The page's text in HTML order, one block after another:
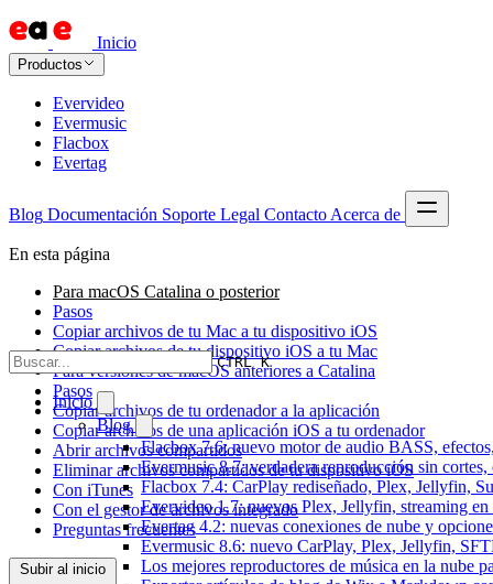
Inicio
Productos
Evervideo
Evermusic
Flacbox
Evertag
Blog Documentación Soporte Legal Contacto Acerca de
CTRL K
Inicio
Blog
Flacbox 7.6: nuevo motor de audio BASS,
Evermusic 8.7: verdadera reproducción sin
Flacbox 7.4: CarPlay rediseñado, Plex, Jellyfin,
Evervideo 1.7: nuevos Plex, Jellyfin, streaming
Evertag 4.2: nuevas conexiones de nube y
Evermusic 8.6: nuevo CarPlay, Plex, Jellyfin,
Los mejores reproductores de música en la nube
En esta página
Para macOS Catalina o posterior
Pasos
Copiar archivos de tu Mac a tu dispositivo iOS
Copiar archivos de tu dispositivo iOS a tu Mac
Para versiones de macOS anteriores a Catalina
Pasos
Copiar archivos de tu ordenador a la aplicación
Copiar archivos de una aplicación iOS a tu ordenador
Abrir archivos compartidos
Eliminar archivos compartidos de tu dispositivo iOS
Con iTunes
Con el gestor de archivos integrado
Preguntas frecuentes
Subir al inicio